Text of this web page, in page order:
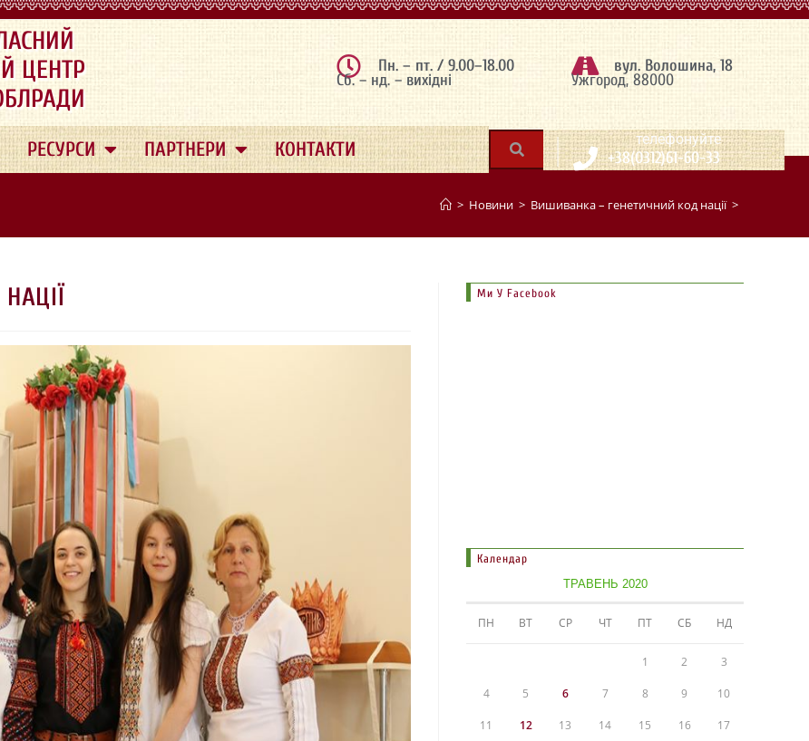
ЦЕНТР
Пн. – пт. / 9.00–18.00
Сб. – нд. – вихідні
вул. Волошина, 18
Ужгород, 88000
РЕСУРСИ ПАРТНЕРИ КОНТАКТИ | телефонуйте
+38(0312)61-60-33
> Новини > Вишиванка – генетичний код нації >
Ми У Facebook
Календар
ТРАВЕНЬ 2020
ПН ВТ СР ЧТ ПТ СБ НД
1 2 3
4 5 6 7 8 9 10
11 12 13 14 15 16 17